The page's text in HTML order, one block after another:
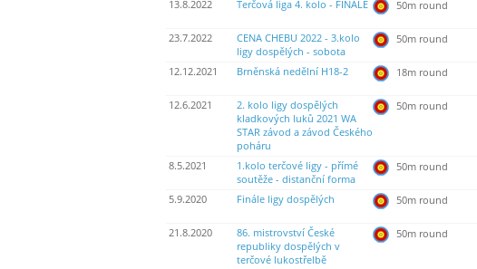
13.8.2022 Terčová liga 4. kolo - FINÁLE 50m round
23.7.2022
CENA CHEBU 2022 - 3.kolo
ligy dospělých - sobota
50m round
12.12.2021
Brněnská nedělní H18-2 18m round
12.6.2021
2. kolo ligy dospělých
kladkových luků 2021 WA
STAR závod a závod Českého
poháru
50m round
8.5.2021
1.kolo terčové ligy - přímé
soutěže - distanční forma
50m round
5.9.2020
Finále ligy dospělých 50m round
21.8.2020
86. mistrovství České
republiky dospělých v
terčové lukostřelbě
50m round